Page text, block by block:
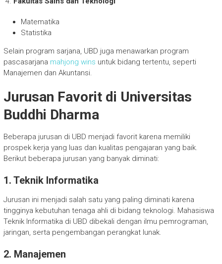
Matematika
Statistika
Selain program sarjana, UBD juga menawarkan program
pascasarjana mahjong wins untuk bidang tertentu, seperti
Manajemen dan Akuntansi.
Jurusan Favorit di Universitas
Buddhi Dharma
Beberapa jurusan di UBD menjadi favorit karena memiliki
prospek kerja yang luas dan kualitas pengajaran yang baik.
Berikut beberapa jurusan yang banyak diminati:
1. Teknik Informatika
Jurusan ini menjadi salah satu yang paling diminati karena
tingginya kebutuhan tenaga ahli di bidang teknologi. Mahasiswa
Teknik Informatika di UBD dibekali dengan ilmu pemrograman,
jaringan, serta pengembangan perangkat lunak.
2. Manajemen